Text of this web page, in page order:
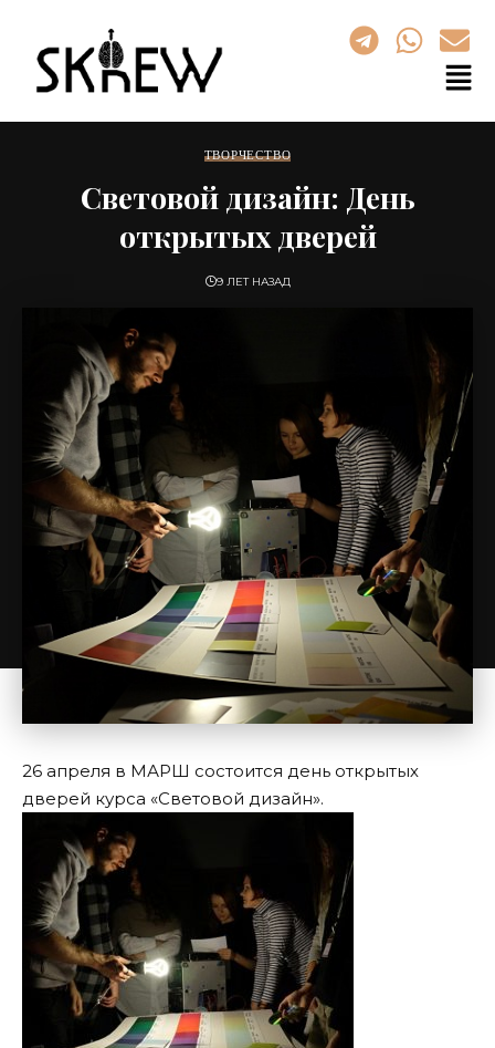
ТВОРЧЕСТВО
Световой дизайн: День
открытых дверей
9 ЛЕТ НАЗАД
26 апреля в МАРШ состоится день открытых
дверей курса «Световой дизайн».